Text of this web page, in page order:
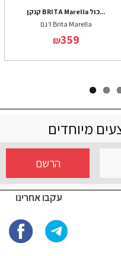
קנקן BRITA Marella כול...
דגם Brita Marella
₪359
מיוחדים
הרשם
עקבו אחרינו